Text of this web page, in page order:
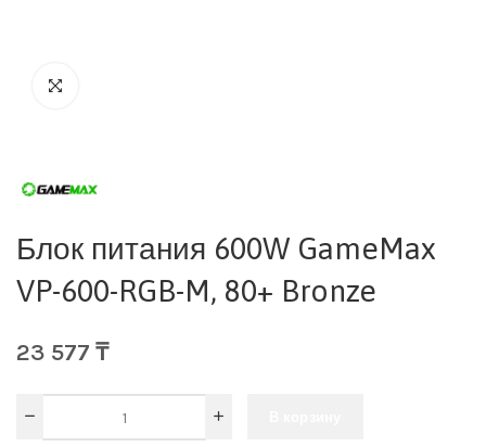
Блок питания 600W GameMax
VP-600-RGB-M, 80+ Bronze
23 577 ₸